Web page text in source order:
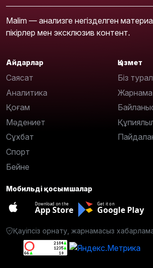
Malim — анализге негізделген
пікірлер мен эксклюзив контент.
Айдарлар
Саясат
Аналитика
Қоғам
Мәдениет
Сұхбат
Спорт
Бейне
Қызмет
Біз
Жарнама
Мобильді қосымшалар
Download on the
App Store
Get it on
Google Play
Қауіпсіз орнату, жарнамасыз